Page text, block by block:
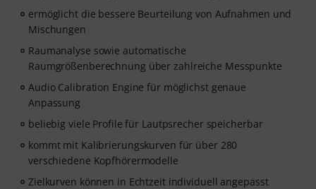
ermöglicht die bessere Beurteilung von Aufnahmen und
Mischungen
Raumanalyse sowie automatische
Raumgrößenberechnung über zahlreiche Messpunkte
Audio Calibration Engine für möglichst genaue
Anpassung
beliebig viele Profile für Lautpsrecher speicherbar
kommt mit Kalibrierungskurven für über 280
verschiedene Kopfhörermodelle
Zielkurven können in Echtzeit individuell angepasst